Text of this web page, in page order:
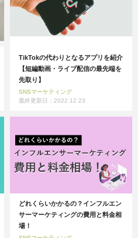
TikTokの代わりとなるアプリを紹介
【短編動画・ライブ配信の最先端を
先取り】
SNSマーケティング
最終更新日：2022.12.23
どれくらいかかるの？インフルエン
サーマーケティングの費用と料金相
場！